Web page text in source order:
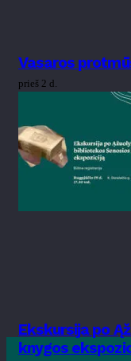
Vasaros
prieš 2 d.
Ekskursija po
knygos